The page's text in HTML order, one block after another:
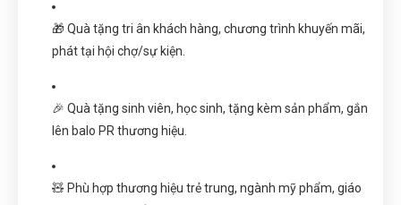
🎁 Quà tặng tri ân khách hàng, chương trình khuyến mãi,
phát tại hội chợ/sự kiện.
🎉 Quà tặng sinh viên, học sinh, tặng kèm sản phẩm, gắn
lên balo PR thương hiệu.
🧸 Phù hợp thương hiệu trẻ trung, ngành mỹ phẩm, giáo